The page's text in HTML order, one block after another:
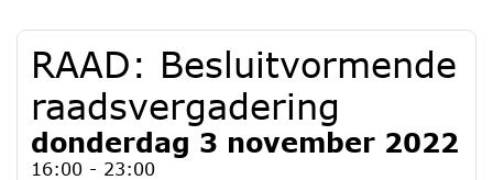
RAAD: Besluitvormende
raadsvergadering
donderdag 3 november 2022
16:00 - 23:00